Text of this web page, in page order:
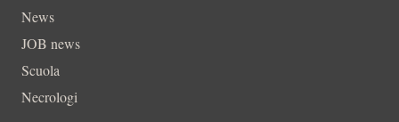
News
JOB news
Scuola
Necrologi